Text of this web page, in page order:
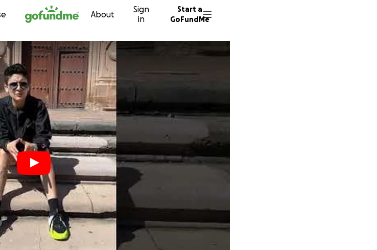
Skip to content About
Sign
in
Start a
GoFundMe